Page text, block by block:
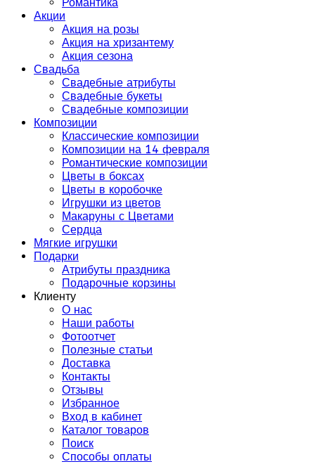
Акции
Акция на розы
Акция на хризантему
Акция сезона
Свадьба
Свадебные атрибуты
Свадебные букеты
Свадебные композиции
Композиции
Классические композиции
Композиции на 14 февраля
Романтические композиции
Цветы в боксах
Цветы в коробочке
Игрушки из цветов
Макаруны с Цветами
Сердца
Мягкие игрушки
Подарки
Атрибуты праздника
Подарочные корзины
Клиенту
О нас
Наши работы
Фотоотчет
Полезные статьи
Доставка
Контакты
Отзывы
Избранное
Вход в кабинет
Каталог товаров
Поиск
Способы оплаты